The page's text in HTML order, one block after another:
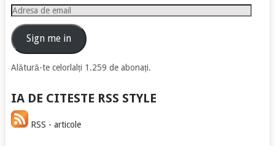
Adresa
emailSign me in
Alătură-te celorlalți 1.259 de abonați.
IA DE CITESTE RSS STYLE
RSS - articole